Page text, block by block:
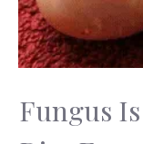
Fungus